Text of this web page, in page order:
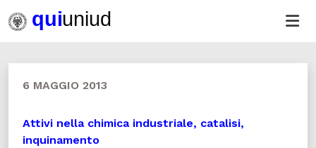
6 MAGGIO 2013
Attivi nella chimica industriale, catalisi,
inquinamento